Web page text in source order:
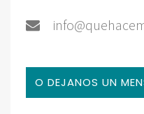
O DEJANOS UN